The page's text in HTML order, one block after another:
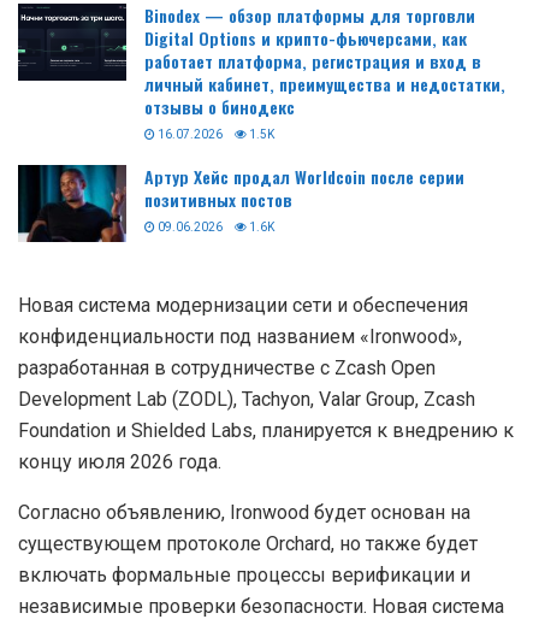
Binodex — обзор платформы для торговли
Digital Options и крипто-фьючерсами, как
работает платформа, регистрация и вход в
личный кабинет, преимущества и недостатки,
отзывы о бинодекс
16.07.2026 1.5K
Артур Хейс продал Worldcoin после серии
позитивных постов
09.06.2026 1.6K
Новая система модернизации сети и обеспечения
конфиденциальности под названием «Ironwood»,
разработанная в сотрудничестве с Zcash Open
Development Lab (ZODL), Tachyon, Valar Group, Zcash
Foundation и Shielded Labs, планируется к внедрению к
концу июля 2026 года.
Согласно объявлению, Ironwood будет основан на
существующем протоколе Orchard, но также будет
включать формальные процессы верификации и
независимые проверки безопасности. Новая система